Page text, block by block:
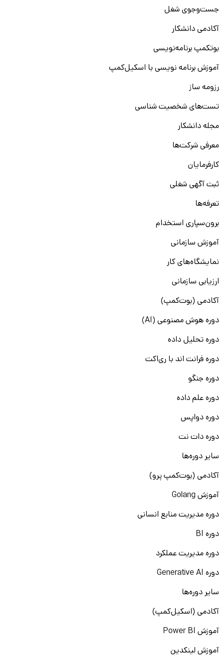
جست‌و‌جوی شغل
آکادمی دانشکار
بوتکمپ برنامه‌نویسی
آموزش برنامه نویسی با اسکیل‌کمپ
رزومه ساز
تست‌های شخصیت شناسی
مجله دانشکار
معرفی شرکت‌ها
کارفرمایان
ثبت آگهی شغلی
تعرفه‌ها
برون‌سپاری استخدام
آموزش سازمانی
نمایشگاه‌های کار
ارزیابی سازمانی
آکادمی (بوت‌کمپ)
دوره هوش مصنوعی (AI)
دوره تحلیل داده
دوره فرانت اند با ری‌اکت
دوره جنگو
دوره علم داده
دوره دواپس
دوره دات نت
سایر دوره‌ها
آکادمی (بوت‌کمپ پرو)
آموزش Golang
دوره مدیریت منابع انسانی
دوره BI
دوره مدیریت عملکرد
دوره Generative AI
سایر دوره‌ها
آکادمی (اسکیل‌کمپ)
آموزش Power BI
آموزش لینکدین